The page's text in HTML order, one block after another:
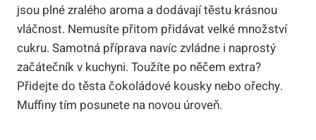
jsou plné zralého aroma a dodávají těstu krásnou
vláčnost. Nemusíte přitom přidávat velké množství
cukru. Samotná příprava navíc zvládne i naprostý
začátečník v kuchyni. Toužíte po něčem extra?
Přidejte do těsta čokoládové kousky nebo ořechy.
Muffiny tím posunete na novou úroveň.